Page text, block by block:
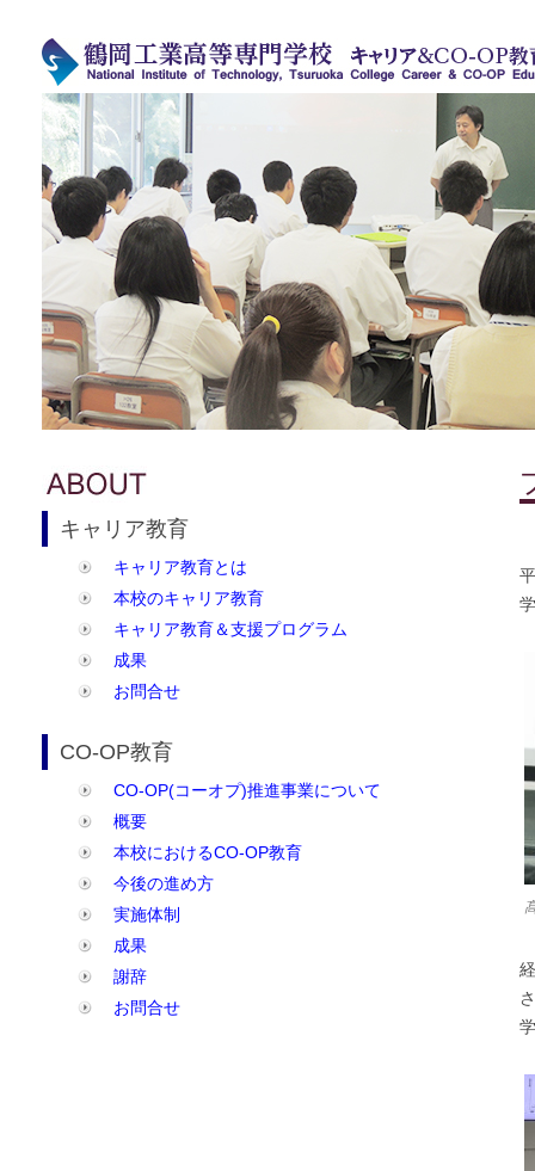
キャリア教育
キャリア教育とは
本校のキャリア教育
キャリア教育＆支援プログラム
成果
お問合せ
CO-OP教育
CO-OP(コーオプ)推進事業について
概要
本校におけるCO-OP教育
今後の進め方
実施体制
成果
謝辞
お問合せ